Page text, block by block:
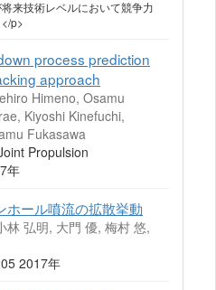
来技術レベルにおいて競争力
p>
process prediction
approach
Himeno, Osamu
Kiyoshi Kinefuchi,
Fukasawa
Propulsion
年
ホール噴流の拡散挙動
林 弘明, 大門 優, 梅村 悠,
2017年